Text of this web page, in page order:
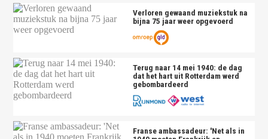
Verloren gewaand muziekstuk na
bijna 75 jaar weer opgevoerd
Terug naar 14 mei 1940: de dag
dat het hart uit Rotterdam werd
gebombardeerd
Franse ambassadeur: 'Net als in